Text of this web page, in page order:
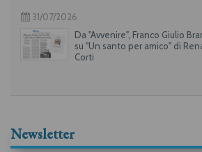
31/07/2026
Da "Avvenire", Franco Giulio
su "Un santo per amico" di
Corti
Newsletter